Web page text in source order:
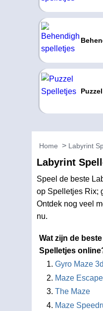
Home Labyrint
Labyrint
Speel de beste
op Spelletjes Rix;
Ontdek nog veel
nu.
Wat zijn de
Spelletjes
Gyro Maze 3d
Maze
The Maze
Maze